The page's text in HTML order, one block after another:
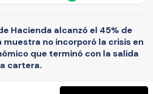
Hacienda alcanzó el 45% de
muestra no incorporó la crisis en
que terminó con la salida
cartera.